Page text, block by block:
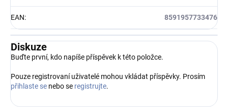
EAN: 8591957733476
Diskuze
Buďte první, kdo napíše příspěvek k této položce.
Pouze registrovaní uživatelé mohou vkládat příspěvky. Prosím
přihlaste se nebo se registrujte.